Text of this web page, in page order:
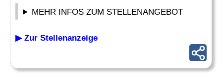
MEHR INFOS ZUM STELLENANGEBOT
▶ Zur Stellenanzeige